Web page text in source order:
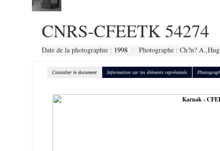
CNRS-CFEETK 54274
Date de la photographie : 1998 Photographe : Ch?n?
Consulter le document Information sur les éléments représentés